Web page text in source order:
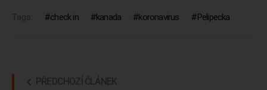
Tags: check in kanada koronavirus Pelipecka
PŘEDCHOZÍ ČLÁNEK